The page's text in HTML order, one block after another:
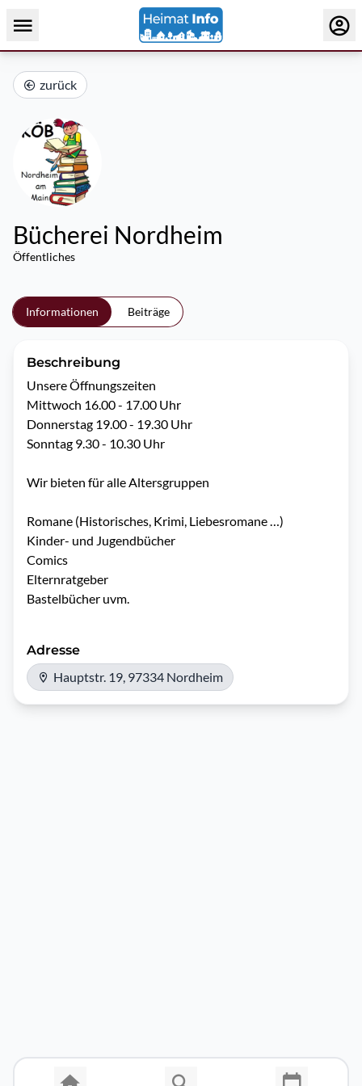
zurück
Bücherei Nordheim
Öffentliches
Informationen Beiträge
Beschreibung
Unsere Öffnungszeiten
Mittwoch 16.00 - 17.00 Uhr
Donnerstag 19.00 - 19.30 Uhr
Sonntag 9.30 - 10.30 Uhr
Wir bieten für alle Altersgruppen
Romane (Historisches, Krimi, Liebesromane …)
Kinder- und Jugendbücher
Comics
Elternratgeber
Bastelbücher uvm.
Adresse
Hauptstr. 19, 97334 Nordheim